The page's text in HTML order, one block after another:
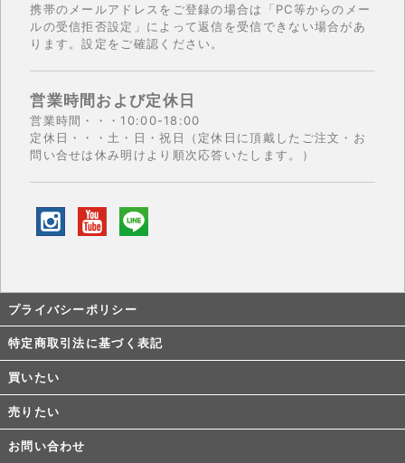
携帯のメールアドレスをご登録の場合は「PC等からのメー
ルの受信拒否設定」によって返信を受信できない場合があ
ります。設定をご確認ください。
営業時間および定休日
営業時間・・・10:00-18:00
定休日・・・土・日・祝日（定休日に頂戴したご注文・お
問い合せは休み明けより順次応答いたします。）
プライバシーポリシー
特定商取引法に基づく表記
買いたい
売りたい
お問い合わせ